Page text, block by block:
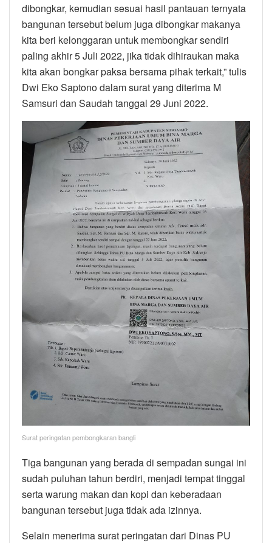
dibongkar, kemudian sesuai hasil pantauan ternyata
bangunan tersebut belum juga dibongkar makanya
kita beri kelonggaran untuk membongkar sendiri
paling akhir 5 Juli 2022, jika tidak dihiraukan maka
kita akan bongkar paksa bersama pihak terkait,” tulis
Dwi Eko Saptono dalam surat yang diterima M
Samsuri dan Saudah tanggal 29 Juni 2022.
Surat peringatan pembongkaran bangli
Tiga bangunan yang berada di sempadan sungai ini
sudah puluhan tahun berdiri, menjadi tempat tinggal
serta warung makan dan kopi dan keberadaan
bangunan tersebut juga tidak ada izinnya.
Selain menerima surat peringatan dari Dinas PU